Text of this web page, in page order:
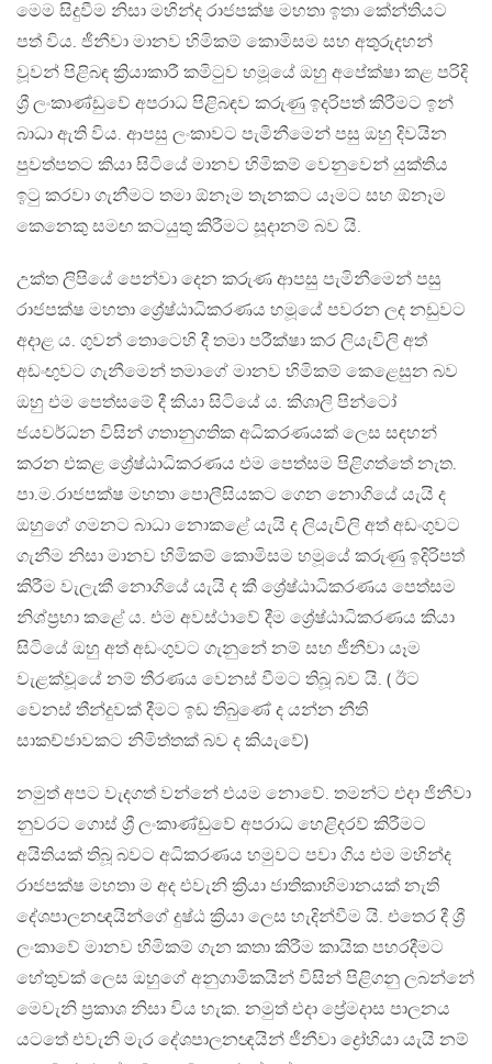
මෙම සිදුවීම නිසා මහින්ද රාජපක්ෂ මහතා ඉතා කේන්තියට
පත් විය. ජීනීවා මානව හිමිකම් කොමිසම සහ අතුරුදහන්
වූවන් පිළිබඳ ක්‍රියාකාරී කමිටුව හමූයේ ඔහු අපේක්ෂා කළ පරිදි
ශ්‍රී ලංකාණ්ඩුවේ අපරාධ පිළිබඳව කරුණු ඉදරිපත් කිරීමට ඉන්
බාධා ඇති විය. ආපසු ලංකාවට පැමිනීමෙන් පසු ඔහු දිවයින
පුවත්පතට කියා සිටියේ මානව හිමිකම් වෙනුවෙන් යුක්තිය
ඉටු කරවා ගැනීමට තමා ඕනෑම තැනකට යෑමට සහ ඕනෑම
කෙනෙකු සමඟ කටයුතු කිරීමට සූදානම් බව යි.
උක්ත ලිපියේ පෙන්වා දෙන කරුණ ආපසු පැමිනීමෙන් පසු
රාජපක්ෂ මහතා ශ්‍රේෂ්ඨාධිකරණය හමූයේ පවරන ලද නඩුවට
අදාළ ය. ගුවන් තොටෙහි දී තමා පරීක්ෂා කර ලියැවිලි අත්
අඩංඟුවට ගැනීමෙන් තමාගේ මානව හිමිකම් කෙළෙසුන බව
ඔහු එම පෙත්සමේ දී කියා සිටියේ ය. කිශාලි පින්ටෝ
ජයවර්ධන විසින් ගතානුගතික අධිකරණයක් ලෙස සඳහන්
කරන එකළ ශ්‍රේෂ්ඨාධිකරණය එම පෙත්සම පිළිගත්තේ නැත.
පා.ම.රාජපක්ෂ මහතා පොලීසියකට ගෙන නොගියේ යැයි ද
ඔහුගේ ගමනට බාධා නොකළේ යැයි ද ලියැවිලි අත් අඩංගුවට
ගැනීම නිසා මානව හිමිකම් කොමිසම හමූයේ කරුණු ඉදිරිපත්
කිරීම වැලැකී නොගියේ යැයි ද කී ශ්‍රේෂ්ඨාධිකරණය පෙත්සම
නිශ්ප්‍රභා කළේ ය. එම අවස්ථාවේ දීම ශ්‍රේෂ්ඨාධිකරණය කියා
සිටියේ ඔහු අත් අඩංගුවට ගැනුනේ නම් සහ ජීනීවා යෑම
වැළක්වූයේ නම් තීරණය වෙනස් වීමට තිබූ බව යි. ( ඊට
වෙනස් තීන්දුවක් දීමට ඉඩ තිබුණේ ද යන්න නීති
සාකච්ජාවකට නිමිත්තක් බව ද කියැවේ)
නමුත් අපට වැදගත් වන්නේ එයම නොවේ. තමන්ට එදා ජිනීවා
නුවරට ගොස් ශ්‍රී ලංකාණ්ඩුවේ අපරාධ හෙළිදරව් කිරීමට
අයිතියක් තිබූ බවට අධිකරණය හමුවට පවා ගිය එම මහින්ද
රාජපක්ෂ මහතා ම අද එවැනි ක්‍රියා ජාතිකාභිමානයක් නැති
දේශපාලනඥයින්ගේ දුෂ්ඨ ක්‍රියා ලෙස හැදින්වීම යි. එතෙර දී ශ්‍රී
ලංකාවේ මානව හිමිකම් ගැන කතා කිරීම කායික පහරදීමට
හේතුවක් ලෙස ඔහුගේ අනුගාමිකයින් විසින් පිළිගනු ලබන්නේ
මෙවැනි ප්‍රකාශ නිසා විය හැක. නමුත් එදා ප්‍රේමදාස පාලනය
යටතේ එවැනි මැර දේශපාලනඥයින් ජීනීවා ද්‍රෝහියා යැයි නම්